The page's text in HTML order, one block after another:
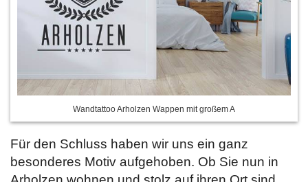
Wandtattoo Arholzen Wappen mit großem A
Für den Schluss haben wir uns ein ganz
besonderes Motiv aufgehoben. Ob Sie nun in